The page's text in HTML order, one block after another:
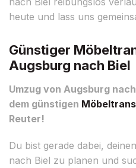
heute und lass uns
Günstiger
Augsburg nach Biel
Umzug von Augsburg
dem günstigen
Reuter!
Du bist gerade dabei,
nach Biel zu planen und